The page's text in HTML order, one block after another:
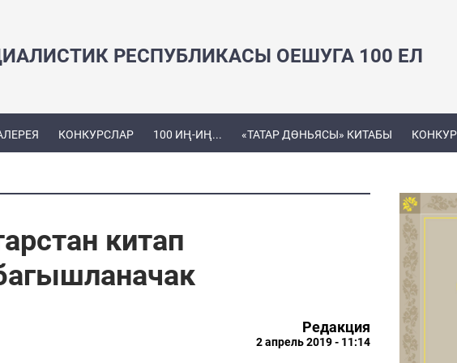
РЕСПУБЛИКАСЫ ОЕШУГА 100 ЕЛ
КОНКУРСЛАР 100 ИҢ-ИҢ... «ТАТАР ДӨНЬЯСЫ» КИТАБЫ
китап
Редакция
2 апрель 2019 - 11:14